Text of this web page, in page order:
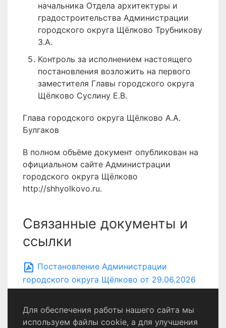
начальника Отдела архитектуры и
градостроительства Администрации
городского округа Щёлково Трубникову
З.А.
Контроль за исполнением настоящего
постановления возложить на первого
заместителя Главы городского округа
Щёлково Суслину Е.В.
Глава городского округа Щёлково А.А.
Булгаков
В полном объёме документ опубликован на
официальном сайте Администрации
городского округа Щёлково
http://shhyolkovo.ru.
Связанные документы и
ссылки
Постановление Администрации
городского округа Щёлково от 29.06.2026
№2128
Для обеспечения работы нашего сайта мы
используем файлы cookie, а для улучшения